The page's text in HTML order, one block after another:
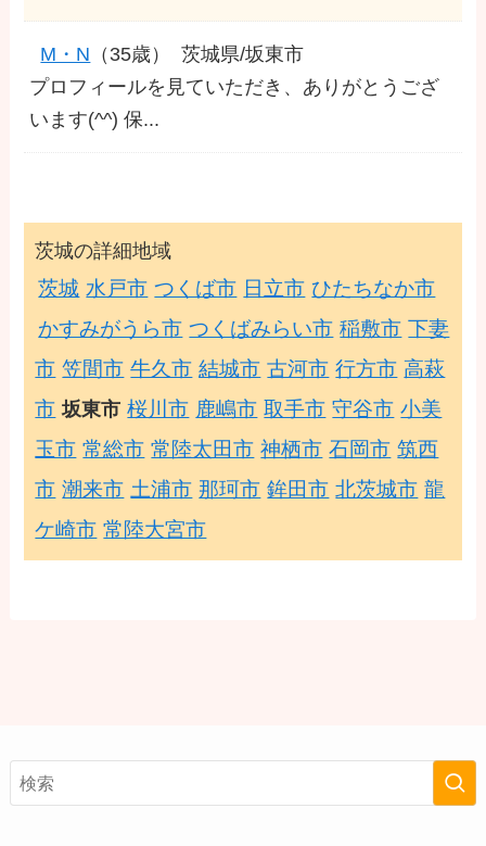
M・N （35歳）
茨城県/坂東市
プロフィールを見ていただき、ありがとうござ
います(^^) 保...
茨城の詳細地域
茨城 水戸市 つくば市 日立市 ひたちなか市
かすみがうら市 つくばみらい市 稲敷市 下妻
市 笠間市 牛久市 結城市 古河市 行方市 高萩
市 坂東市 桜川市 鹿嶋市 取手市 守谷市 小美
玉市 常総市 常陸太田市 神栖市 石岡市 筑西
市 潮来市 土浦市 那珂市 鉾田市 北茨城市 龍
ケ崎市 常陸大宮市